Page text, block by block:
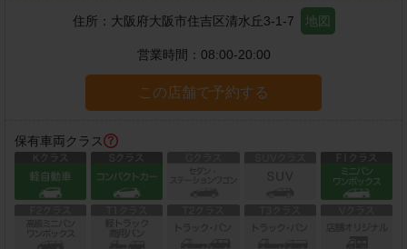
住所： 大阪府大阪市住吉区清水丘3-1-7 地図
営業時間： 08:00-20:00
この店舗で予約する
保有車両クラス